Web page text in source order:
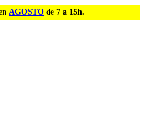
AGOSTO de 7 a 15h.